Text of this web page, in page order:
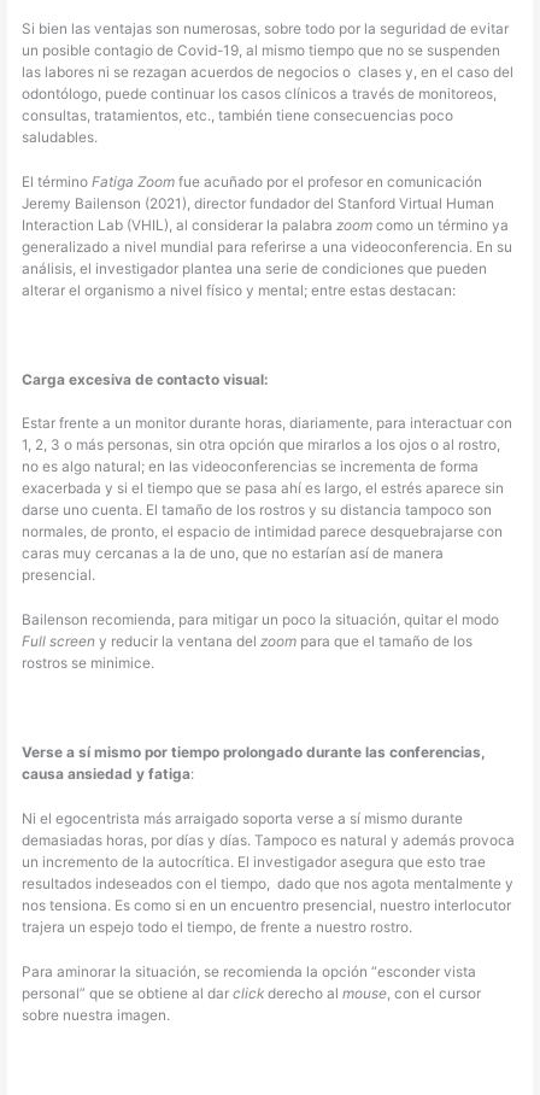
Si bien las ventajas son numerosas, sobre todo por la seguridad de evitar
un posible contagio de Covid-19, al mismo tiempo que no se suspenden
las labores ni se rezagan acuerdos de negocios o clases y, en el caso del
odontólogo, puede continuar los casos clínicos a través de monitoreos,
consultas, tratamientos, etc., también tiene consecuencias poco
saludables.
El términoFatiga Zoom fue acuñado por el profesor en comunicación
Jeremy Bailenson (2021), director fundador del Stanford Virtual Human
Interaction Lab (VHIL), al considerar la palabra zoom como un término ya
generalizado a nivel mundial para referirse a una videoconferencia. En su
análisis, el investigador plantea una serie de condiciones que pueden
alterar el organismo a nivel físico y mental; entre estas destacan:
Carga excesiva de contacto visual:
Estar frente a un monitor durante horas, diariamente, para interactuar con
1, 2, 3 o más personas, sin otra opción que mirarlos a los ojos o al rostro,
no es algo natural; en las videoconferencias se incrementa de forma
exacerbada y si el tiempo que se pasa ahí es largo, el estrés aparece sin
darse uno cuenta. El tamaño de los rostros y su distancia tampoco son
normales, de pronto, el espacio de intimidad parece desquebrajarse con
caras muy cercanas a la de uno, que no estarían así de manera
presencial.
Bailenson recomienda, para mitigar un poco la situación, quitar el modo
Full screen y reducir la ventana delzoom para que el tamaño de los
rostros se minimice.
Verse a sí mismo por tiempo prolongado durante las conferencias,
causa ansiedad y fatiga:
Ni el egocentrista más arraigado soporta verse a sí mismo durante
demasiadas horas, por días y días. Tampoco es natural y además provoca
un incremento de la autocrítica. El investigador asegura que esto trae
resultados indeseados con el tiempo, dado que nos agota mentalmente y
nos tensiona. Es como si en un encuentro presencial, nuestro interlocutor
trajera un espejo todo el tiempo, de frente a nuestro rostro.
Para aminorar la situación, se recomienda la opción “esconder vista
personal” que se obtiene al darclick derecho almouse, con el cursor
sobre nuestra imagen.